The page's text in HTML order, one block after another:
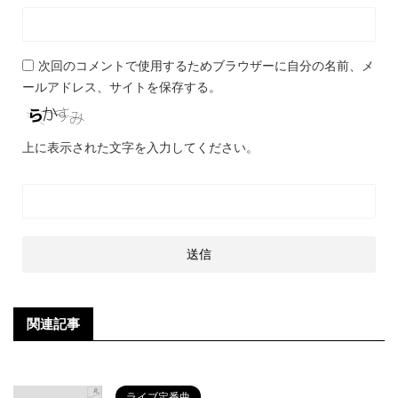
次回のコメントで使用するためブラウザーに自分の名前、メ
ールアドレス、サイトを保存する。
上に表示された文字を入力してください。
関連記事